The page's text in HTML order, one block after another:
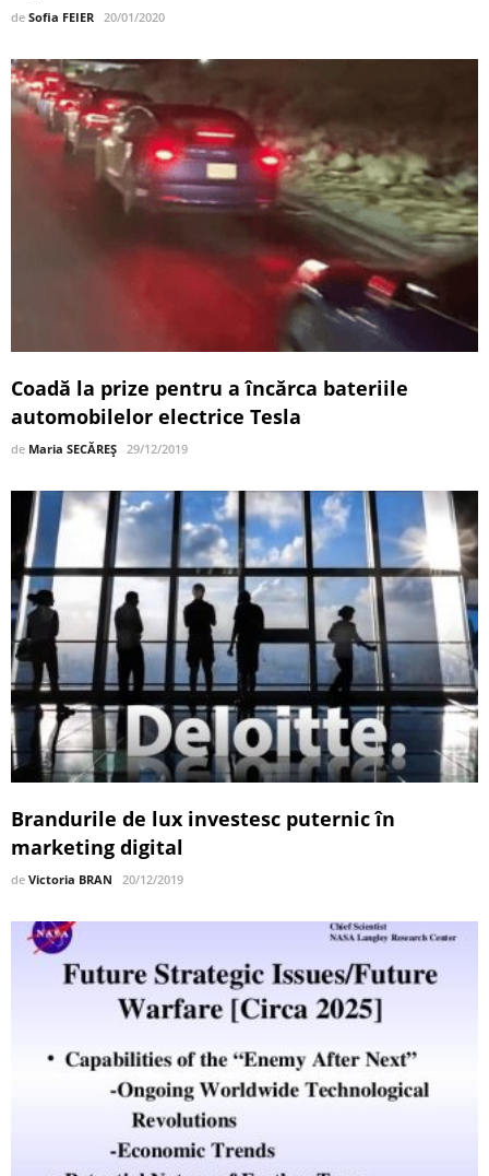
de Sofia FEIER 20/01/2020
Coadă la prize pentru a încărca bateriile
automobilelor electrice Tesla
de Maria SECĂREȘ 29/12/2019
Brandurile de lux investesc puternic în
marketing digital
de Victoria BRAN 20/12/2019